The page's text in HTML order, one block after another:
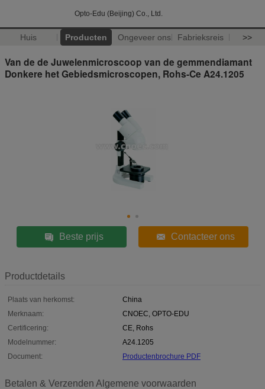
Opto-Edu (Beijing) Co., Ltd.
Huis Producten Ongeveer ons Fabrieksreis >>
Van de de Juwelenmicroscoop van de gemmendiamant
Donkere het Gebiedsmicroscopen, Rohs-Ce A24.1205
Beste prijs Contacteer ons
Productdetails
Plaats van herkomst:
China
Merknaam:
CNOEC, OPTO-EDU
Certificering:
CE, Rohs
Modelnummer:
A24.1205
Document:
Productenbrochure PDF
Betalen & Verzenden Algemene voorwaarden